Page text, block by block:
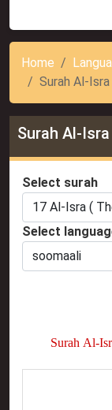
Home
Surah Al-
Surah Al-
Select surah
Select
Surah Al-